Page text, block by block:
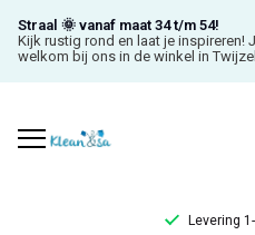
Straal 🌞 vanaf maat 34 t/m 54!
Kijk rustig rond en laat je inspireren!
welkom bij ons in de winkel in
Levering